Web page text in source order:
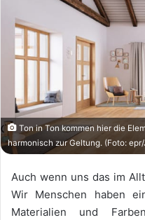
Ton in Ton kommen hier die
harmonisch zur Geltung. (Foto: epr/
Auch wenn uns das im
Wir Menschen haben
Materialien und